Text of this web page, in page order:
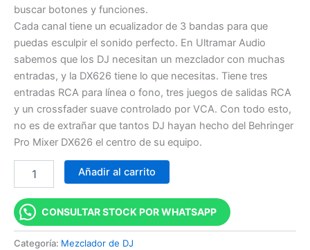
buscar botones y funciones.
Cada canal tiene un ecualizador de 3 bandas para que
puedas esculpir el sonido perfecto. En Ultramar Audio
sabemos que los DJ necesitan un mezclador con muchas
entradas, y la DX626 tiene lo que necesitas. Tiene tres
entradas RCA para línea o fono, tres juegos de salidas RCA
y un crossfader suave controlado por VCA. Con todo esto,
no es de extrañar que tantos DJ hayan hecho del Behringer
Pro Mixer DX626 el centro de su equipo.
Añadir al carrito
CONSULTAR STOCK POR WHATSAPP
Categoría: Mezclador de DJ